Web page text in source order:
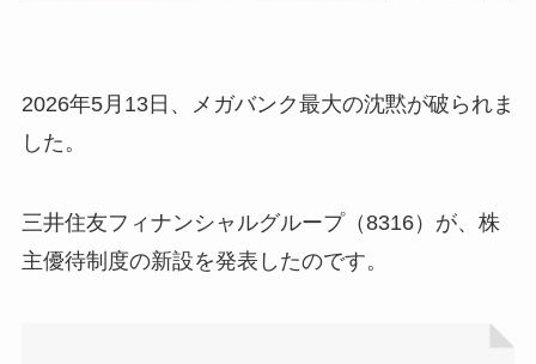
2026年5月13日、メガバンク最大の沈黙が破られま
した。
三井住友フィナンシャルグループ（8316）が、株
主優待制度の新設を発表したのです。